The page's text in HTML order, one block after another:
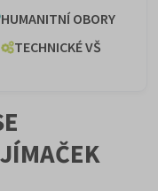
HUMANITNÍ OBORY
TECHNICKÉ VŠ